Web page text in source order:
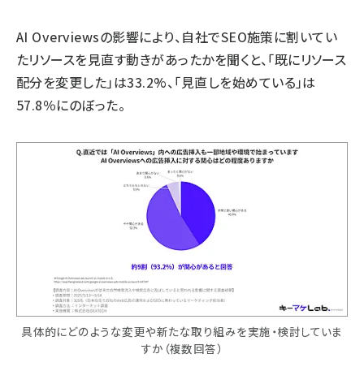
AI Overviewsの影響により、自社でSEO施策に割いてい
たリソースを見直す動きがあったかを聞くと、「既にリソース
配分を変更した」は33.2%、「見直しを始めている」は
57.8％にのぼった。
具体的にどのような変更や新たな取り組みを実施・検討していま
すか（複数回答）